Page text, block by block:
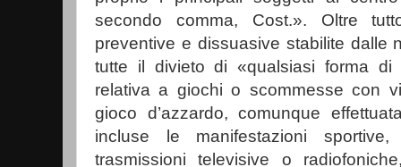
secondo comma, Cost.». Oltre
preventive e dissuasive stabilite dalle
tutte il divieto di «qualsiasi forma di
relativa a giochi o scommesse con
gioco d’azzardo, comunque
incluse le manifestazioni
trasmissioni televisive o